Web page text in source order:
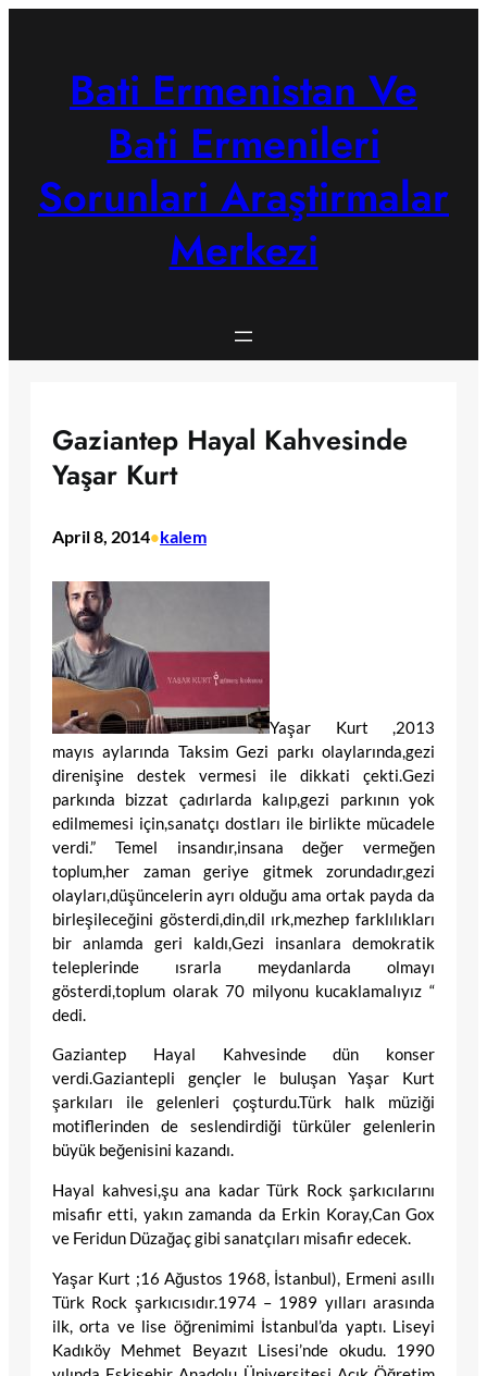
Bati Ermenistan Ve
Bati Ermenileri
Sorunlari Araştirmalar
Merkezi
Gaziantep Hayal Kahvesinde
Yaşar Kurt
April 8, 2014•kalem
Yaşar Kurt ,2013
mayıs aylarında Taksim Gezi parkı olaylarında,gezi
direnişine destek vermesi ile dikkati çekti.Gezi
parkında bizzat çadırlarda kalıp,gezi parkının yok
edilmemesi için,sanatçı dostları ile birlikte mücadele
verdi.” Temel insandır,insana değer vermeğen
toplum,her zaman geriye gitmek zorundadır,gezi
olayları,düşüncelerin ayrı olduğu ama ortak payda da
birleşileceğini gösterdi,din,dil ırk,mezhep farklılıkları
bir anlamda geri kaldı,Gezi insanlara demokratik
teleplerinde ısrarla meydanlarda olmayı
gösterdi,toplum olarak 70 milyonu kucaklamalıyız “
dedi.
Gaziantep Hayal Kahvesinde dün konser
verdi.Gaziantepli gençler le buluşan Yaşar Kurt
şarkıları ile gelenleri çoşturdu.Türk halk müziği
motiflerinden de seslendirdiği türküler gelenlerin
büyük beğenisini kazandı.
Hayal kahvesi,şu ana kadar Türk Rock şarkıcılarını
misafir etti, yakın zamanda da Erkin Koray,Can Gox
ve Feridun Düzağaç gibi sanatçıları misafir edecek.
Yaşar Kurt ;16 Ağustos 1968, İstanbul), Ermeni asıllı
Türk Rock şarkıcısıdır.1974 – 1989 yılları arasında
ilk, orta ve lise öğrenimimi İstanbul’da yaptı. Liseyi
Kadıköy Mehmet Beyazıt Lisesi’nde okudu. 1990